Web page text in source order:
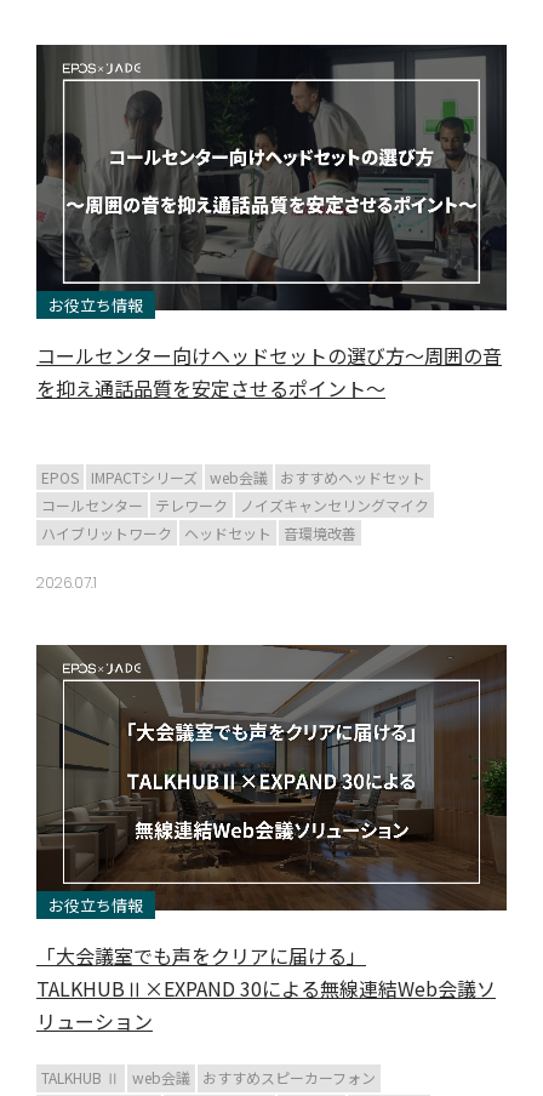
お役立ち情報
コールセンター向けヘッドセットの選び方～周囲の音
を抑え通話品質を安定させるポイント～
EPOS IMPACTシリーズ web会議
おすすめヘッドセット
コールセンター
テレワーク
ノイズキャンセリングマイク
ハイブリットワーク
ヘッドセット 音環境改善
2026.07.1
お役立ち情報
「大会議室でも声をクリアに届ける」
TALKHUBⅡ×EXPAND 30による無線連結Web会議ソ
リューション
TALKHUB Ⅱ web会議
おすすめスピーカーフォン